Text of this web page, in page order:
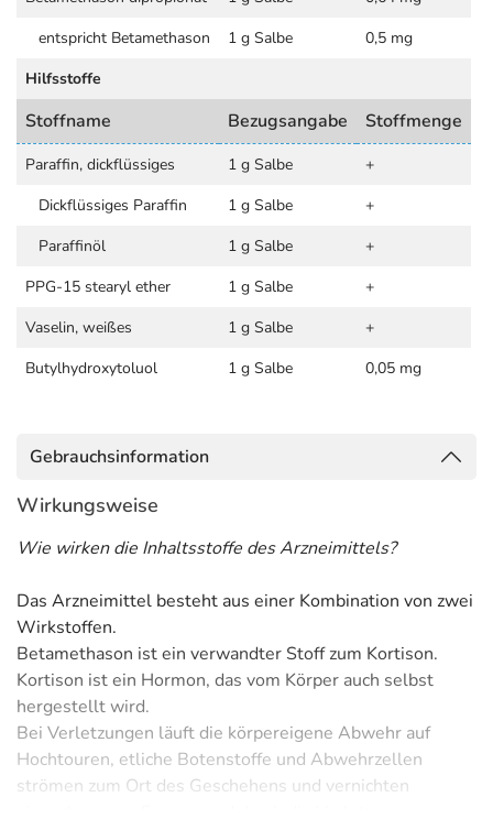
entspricht Betamethason
1 g Salbe
0,5 mg
Hilfsstoffe
Stoffname Bezugsangabe Stoffmenge
Paraffin, dickflüssiges 1 g Salbe
+
Dickflüssiges Paraffin
1 g Salbe
+
Paraffinöl
1 g Salbe
+
PPG-15 stearyl ether
1 g Salbe
+
Vaselin, weißes
1 g Salbe
+
Butylhydroxytoluol
1 g Salbe 0,05 mg
Gebrauchsinformation
Wirkungsweise
Wie wirken die Inhaltsstoffe des Arzneimittels?
Das Arzneimittel besteht aus einer Kombination von zwei
Wirkstoffen.
Betamethason ist ein verwandter Stoff zum Kortison.
Kortison ist ein Hormon, das vom Körper auch selbst
hergestellt wird.
Bei Verletzungen läuft die körpereigene Abwehr auf
Hochtouren, etliche Botenstoffe und Abwehrzellen
strömen zum Ort des Geschehens und vernichten